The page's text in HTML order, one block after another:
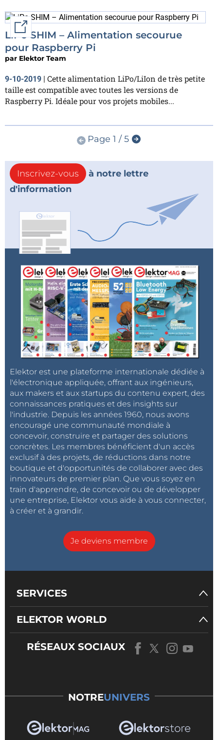
LiPo SHIM – Alimentation secourue
pour Raspberry Pi
par Elektor Team
9-10-2019 | Cette alimentation LiPo/LiIon de très petite
taille est compatible avec toutes les versions de
Raspberry Pi. Idéale pour vos projets mobiles...
Page 1 / 5
Inscrivez-vous
à notre lettre
d'information
Elektor est une plateforme internationale dédiée à
l'électronique appliquée, offrant aux ingénieurs,
aux makers et aux startups du contenu expert, des
connaissances pratiques et des insights sur
l'industrie. Depuis les années 1960, nous avons
encouragé une communauté mondiale à
concevoir, construire et partager des solutions
concrètes. Les membres bénéficient d'un accès
exclusif à des projets, de réductions dans notre
boutique et d'opportunités de collaborer avec des
innovateurs de premier plan. Que vous soyez en
train d'apprendre, de concevoir ou de développer
une entreprise, Elektor vous aide à vous connecter,
à créer et à grandir.
Je deviens membre
SERVICES
ELEKTOR WORLD
RÉSEAUX SOCIAUX
NOTREUNIVERS